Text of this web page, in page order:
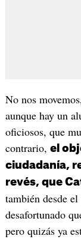
No nos
aunque hay un
oficiosos, que
contrario, el
ciudadanía,
revés, que
también desde
desafortunado
pero quizás ya